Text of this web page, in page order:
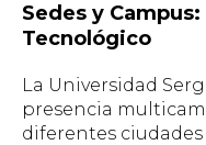
Sedes y
Tecnológico
La Universidad
presencia
diferentes